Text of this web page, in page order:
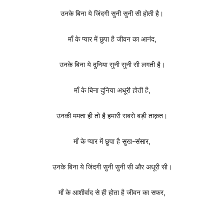
उनके बिना ये जिंदगी सुनी सुनी सी होती है।
माँ के प्यार में छुपा है जीवन का आनंद,
उनके बिना ये दुनिया सुनी सुनी सी लगती है।
माँ के बिना दुनिया अधूरी होती है,
उनकी ममता ही तो है हमारी सबसे बड़ी ताक़त।
माँ के प्यार में छुपा है सुख-संसार,
उनके बिना ये जिंदगी सुनी सुनी सी और अधूरी सी।
माँ के आशीर्वाद से ही होता है जीवन का सफर,